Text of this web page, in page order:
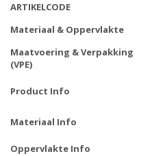
ARTIKELCODE
Materiaal & Oppervlakte
Maatvoering & Verpakking
(VPE)
Product Info
Materiaal Info
Oppervlakte Info